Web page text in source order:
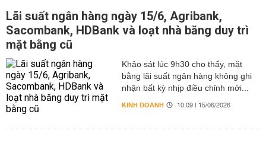
Lãi suất ngân hàng ngày 15/6, Agribank,
Sacombank, HDBank và loạt nhà băng duy trì
mặt bằng cũ
Khảo sát lúc 9h30 cho thấy, mặt
bằng lãi suất ngân hàng không ghi
nhận bất kỳ nhịp điều chỉnh mới...
KINH DOANH 10:09 | 15/06/2026